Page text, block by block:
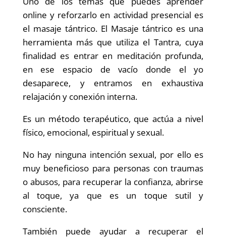
online y reforzarlo en actividad presencial es
el masaje tántrico. El Masaje tántrico es una
herramienta más que utiliza el Tantra, cuya
finalidad es entrar en meditación profunda,
en ese espacio de vacío donde el yo
desaparece, y entramos en exhaustiva
relajación y conexión interna.
Es un método terapéutico, que actúa a nivel
físico, emocional, espiritual y sexual.
No hay ninguna intención sexual, por ello es
muy beneficioso para personas con traumas
o abusos, para recuperar la confianza, abrirse
al toque, ya que es un toque sutil y
consciente.
También puede ayudar a recuperar el